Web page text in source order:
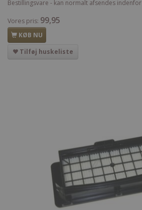
Bestillingsvare - kan normalt afsendes
Vores pris: 99,95
KØB NU
Tilføj huskeliste